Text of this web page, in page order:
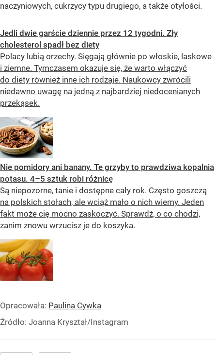
naczyniowych, cukrzycy typu drugiego, a także otyłości.
Jedli dwie garście dziennie przez 12 tygodni. Zły
cholesterol spadł bez diety
Polacy lubią orzechy. Sięgają głównie po włoskie, laskowe
i ziemne. Tymczasem okazuje się, że warto włączyć
do diety również inne ich rodzaje. Naukowcy zwrócili
niedawno uwagę na jedną z najbardziej niedocenianych
przekąsek.
Nie pomidory ani banany. Te grzyby to prawdziwa kopalnia
potasu. 4–5 sztuk robi różnicę
Są niepozorne, tanie i dostępne cały rok. Często goszczą
na polskich stołach, ale wciąż mało o nich wiemy. Jeden
fakt może cię mocno zaskoczyć. Sprawdź, o co chodzi,
zanim znowu wrzucisz je do koszyka.
Opracowała: Paulina Cywka
Źródło: Joanna Kryształ/Instagram